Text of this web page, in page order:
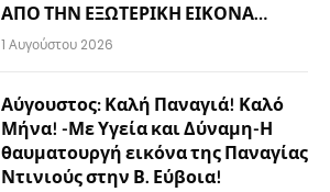
ΑΠΟ ΤΗΝ ΕΞΩΤΕΡΙΚΗ ΕΙΚΟΝΑ…
1 Αυγούστου 2026
Αύγουστος: Καλή Παναγιά! Καλό
Μήνα! -Με Υγεία και Δύναμη-Η
θαυματουργή εικόνα της Παναγίας
Ντινιούς στην Β. Εύβοια!